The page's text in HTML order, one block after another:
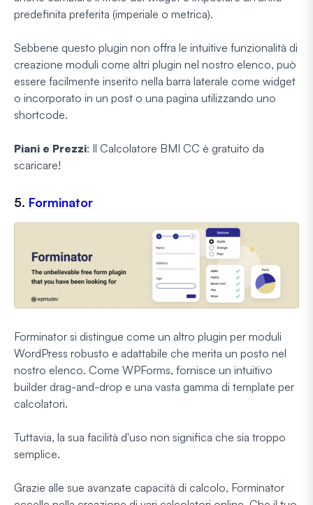
predefinita preferita (imperiale o metrica).
Sebbene questo plugin non offra le intuitive funzionalità di
creazione moduli come altri plugin nel nostro elenco, può
essere facilmente inserito nella barra laterale come widget
o incorporato in un post o una pagina utilizzando uno
shortcode.
Piani e Prezzi: Il Calcolatore BMI CC è gratuito da
scaricare!
5. Forminator
Forminator si distingue come un altro plugin per moduli
WordPress robusto e adattabile che merita un posto nel
nostro elenco. Come WPForms, fornisce un intuitivo
builder drag-and-drop e una vasta gamma di template per
calcolatori.
Tuttavia, la sua facilità d'uso non significa che sia troppo
semplice.
Grazie alle sue avanzate capacità di calcolo, Forminator